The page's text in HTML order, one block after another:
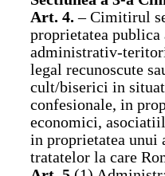
Art. 4.– Cimitirul
proprietatea
administrativ-
legal recunoscute
cult/biserici in
confesionale, in
economici,
in proprietatea unui
tratatelor la care